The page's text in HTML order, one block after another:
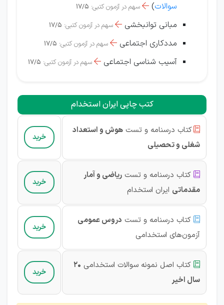
سوالات)
 سهم در آزمون کتبی: 17/5
مبانی توانبخشی  سهم در آزمون کتبی: 17/5
مددکاری اجتماعی  سهم در آزمون کتبی: 17/5
آسیب شناسی اجتماعی  سهم در آزمون کتبی: 17/5
کتب چاپی ایران استخدام
 کتاب درسنامه و تست هوش و استعداد
شغلی و تحصیلی
خرید
 کتاب درسنامه و تست ریاضی و آمار
مقدماتی ایران استخدام
خرید
 کتاب درسنامه و تست دروس عمومی
آزمون‌های استخدامی
خرید
 کتاب اصل نمونه سوالات استخدامی 20
سال اخیر
خرید